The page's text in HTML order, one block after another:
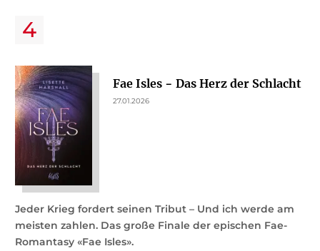
Fae Isles − Das Herz der Schlacht
27.01.2026
Jeder Krieg fordert seinen Tribut – Und ich werde am
meisten zahlen. Das große Finale der epischen Fae-
Romantasy «Fae Isles».